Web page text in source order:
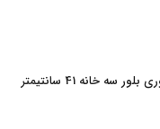
اولین کسی باشید که دیدگاهی می نویسد “اردور خوری بلور سه خانه 41 سانتیمتر